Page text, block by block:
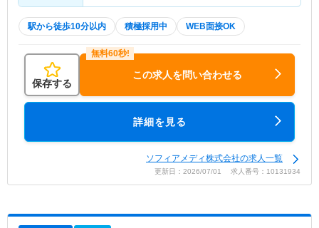
駅から徒歩10分以内 積極採用中 WEB面接OK
保存する
この求人を問い合わせる
詳細を見る
ソフィアメディ株式会社の求人一覧
更新日：2026/07/01 求人番号：10131934